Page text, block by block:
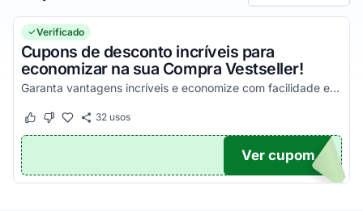
você certamente será capaz de usufruir de uma incrível
experiência.
Verificado
Cupons de desconto incríveis para
economizar na sua Compra Vestseller!
Garanta vantagens incríveis e economize com facilidade em todas as suas compras!
Este cupom funcionou
Este cupom não funcionou
32usos
TICO
Ver cupom